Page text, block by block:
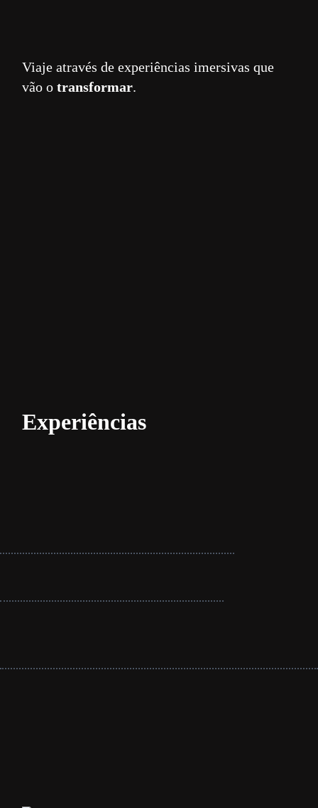
Viaje através de experiências imersivas que
vão otransformar.
Experiências